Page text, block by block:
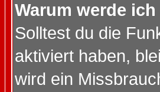
Warum werde
Solltest du die
aktiviert haben,
wird ein